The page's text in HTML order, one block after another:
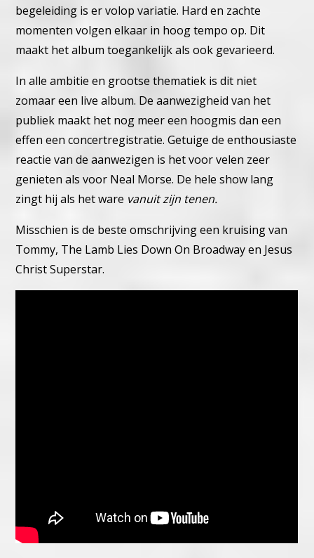
begeleiding is er volop variatie. Hard en zachte
momenten volgen elkaar in hoog tempo op. Dit
maakt het album toegankelijk als ook gevarieerd.
In alle ambitie en grootse thematiek is dit niet
zomaar een live album. De aanwezigheid van het
publiek maakt het nog meer een hoogmis dan een
effen een concertregistratie. Getuige de enthousiaste
reactie van de aanwezigen is het voor velen zeer
genieten als voor Neal Morse. De hele show lang
zingt hij als het ware vanuit zijn tenen.
Misschien is de beste omschrijving een kruising van
Tommy, The Lamb Lies Down On Broadway en Jesus
Christ Superstar.